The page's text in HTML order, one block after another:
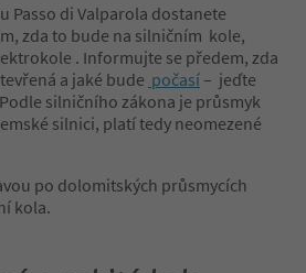
Passo di Valparola dostanete
zda to bude na silničním kole,
. Informujte se předem, zda
a jaké bude počasí – jeďte
silničního zákona je průsmyk
silnici, platí tedy neomezené
po dolomitských průsmycích
kola.